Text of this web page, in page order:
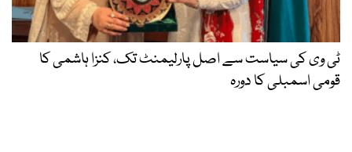
ٹی وی کی سیاست سے اصل پارلیمنٹ تک، کنزا ہاشمی کا
قومی اسمبلی کا دورہ